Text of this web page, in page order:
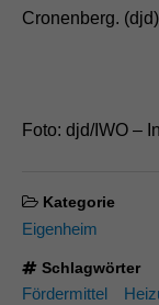
Cronenberg.
Foto: djd/IWO –
Kategorie
Eigenheim
Schlagwörter
Fördermittel